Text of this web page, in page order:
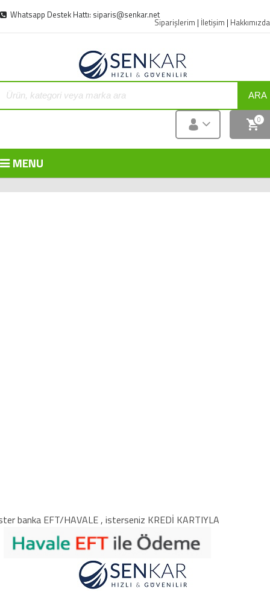
Whatsapp Destek Hattı: siparis@senkar.net
Siparişlerim | İletişim | Hakkımızda
ARA
0
MENU
banka EFT/HAVALE , isterseniz KREDİ KARTIYLA